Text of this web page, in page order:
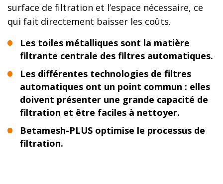
surface de filtration et l’espace nécessaire, ce
qui fait directement baisser les coûts.
Les toiles métalliques sont la matière
filtrante centrale des filtres automatiques.
Les différentes technologies de filtres
automatiques ont un point commun : elles
doivent présenter une grande capacité de
filtration et être faciles à nettoyer.
Betamesh-PLUS optimise le processus de
filtration.